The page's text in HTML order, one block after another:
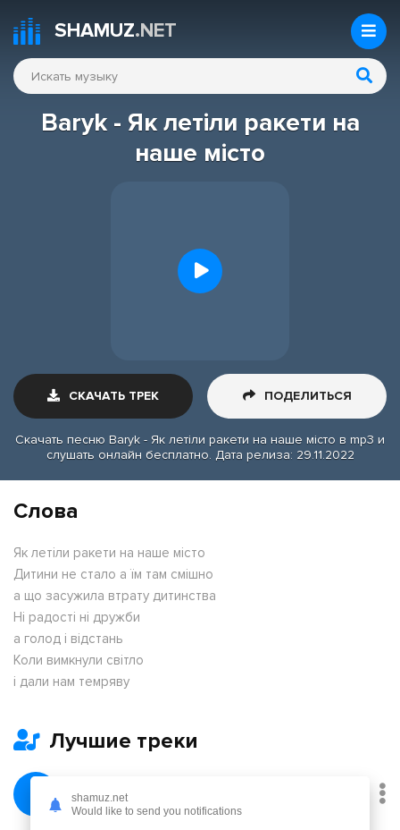
SHAMUZ.NET
Baryk - Як летiли ракети на
наше мiсто
СКАЧАТЬ ТРЕК ПОДЕЛИТЬСЯ
Скачать песню Baryk - Як летiли ракети на наше мiсто в mp3 и
слушать онлайн бесплатно. Дата релиза: 29.11.2022
Слова
Як летiли ракети на наше мiсто
Дитини не стало а їм там смiшно
а що засужила втрату дитинства
Нi радостi нi дружби
а голод i вiдстань
Коли вимкнули свiтло
i дали нам темряву
Лучшие треки
Никита Киоссе, Фейгин
shamuz.net
Would like to send you notifications